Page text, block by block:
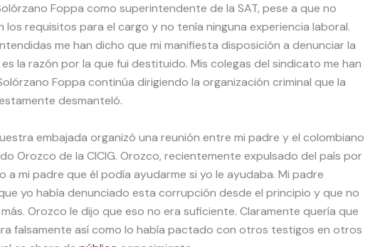
Foppa como superintendente de la SAT, pese a que no
los requisitos para el cargo y no tenía ninguna experiencia laboral.
me han dicho que mi manifiesta disposición a denunciar la
la razón por la que fui destituido. Mis colegas del sindicato me han
Foppa continúa dirigiendo la organización criminal que la
desmanteló.
embajada organizó una reunión entre mi padre y el colombiano
Orozco de la CICIG. Orozco, recientemente expulsado del país por
a mi padre que él podía ayudarme si yo le ayudaba. Mi padre
yo había denunciado esta corrupción desde el principio y que no
Orozco le dijo que eso no era suficiente. Claramente quería que
falsamente así como lo había pactado con otros testigos en otros